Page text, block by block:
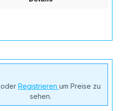
oder Registrieren um Preise zu
sehen.